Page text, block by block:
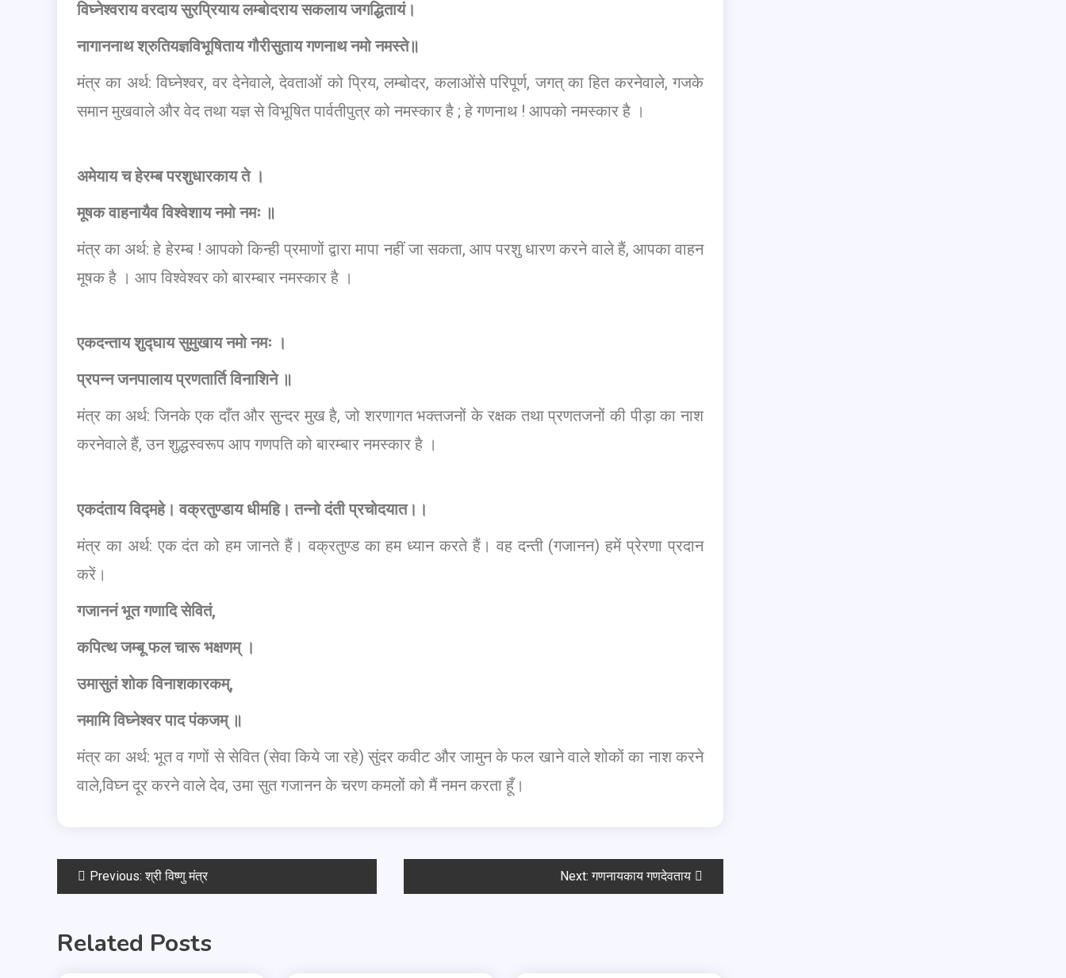
विघ्नेश्वराय वरदाय सुरप्रियाय लम्बोदराय सकलाय जगद्धितायं।
नागाननाथ श्रुतियज्ञविभूषिताय गौरीसुताय गणनाथ नमो नमस्ते॥
मंत्र का अर्थ: विघ्नेश्वर, वर देनेवाले, देवताओं को प्रिय, लम्बोदर, कलाओंसे परिपूर्ण, जगत् का हित करनेवाले, गजके
समान मुखवाले और वेद तथा यज्ञ से विभूषित पार्वतीपुत्र को नमस्कार है ; हे गणनाथ ! आपको नमस्कार है ।
अमेयाय च हेरम्ब परशुधारकाय ते ।
मूषक वाहनायैव विश्वेशाय नमो नमः ॥
मंत्र का अर्थ: हे हेरम्ब ! आपको किन्ही प्रमाणों द्वारा मापा नहीं जा सकता, आप परशु धारण करने वाले हैं, आपका वाहन
मूषक है । आप विश्वेश्वर को बारम्बार नमस्कार है ।
एकदन्ताय शुद्घाय सुमुखाय नमो नमः ।
प्रपन्न जनपालाय प्रणतार्ति विनाशिने ॥
मंत्र का अर्थ: जिनके एक दाँत और सुन्दर मुख है, जो शरणागत भक्तजनों के रक्षक तथा प्रणतजनों की पीड़ा का नाश
करनेवाले हैं, उन शुद्धस्वरूप आप गणपति को बारम्बार नमस्कार है ।
एकदंताय विद्‍महे। वक्रतुण्डाय धीमहि। तन्नो दंती प्रचोदयात।।
मंत्र का अर्थ: एक दंत को हम जानते हैं। वक्रतुण्ड का हम ध्यान करते हैं। वह दन्ती (गजानन) हमें प्रेरणा प्रदान
करें।
गजाननं भूत गणादि सेवितं,
कपित्थ जम्बू फल चारू भक्षणम् ।
उमासुतं शोक विनाशकारकम्,
नमामि विघ्नेश्वर पाद पंकजम् ॥
मंत्र का अर्थ: भूत व गणों से सेवित (सेवा किये जा रहे) सुंदर कवीट और जामुन के फल खाने वाले शोकों का नाश करने
वाले,विघ्न दूर करने वाले देव, उमा सुत गजानन के चरण कमलों को मैं नमन करता हूँ।
Previous: श्री विष्णु मंत्र Next: गणनायकाय गणदेवताय
Related Posts